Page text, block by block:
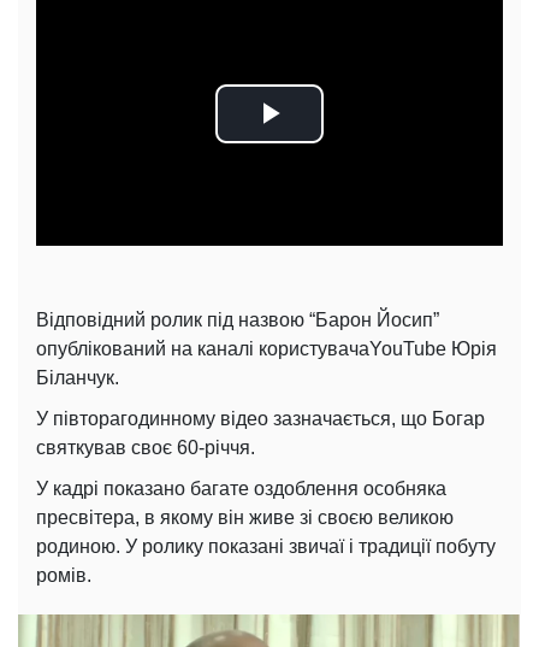
Play
Відповідний ролик під назвою “Барон Йосип”
опублікований на каналі користувачаYouTube Юрія
Біланчук.
У півторагодинному відео зазначається, що Богар
святкував своє 60-річчя.
У кадрі показано багате оздоблення особняка
пресвітера, в якому він живе зі своєю великою
родиною. У ролику показані звичаї і традиції побуту
ромів.